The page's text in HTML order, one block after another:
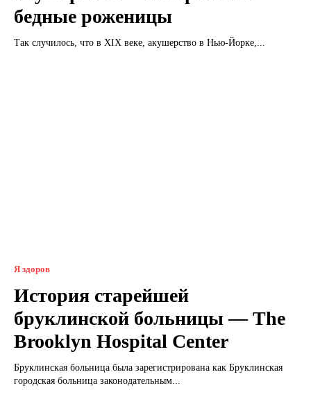
бедные роженицы
Так случилось, что в XIX веке, акушерство в Нью-Йорке,...
Я здоров
История старейшей
бруклинской больницы — The
Brooklyn Hospital Center
Бруклинская больница была зарегистрирована как Бруклинская
городская больница законодательным...